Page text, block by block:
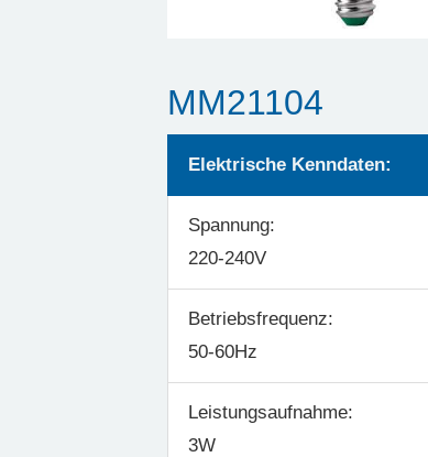
MM21104
Elektrische Kenndaten:
Spannung:
220-240V
Betriebsfrequenz:
50-60Hz
Leistungsaufnahme:
3W